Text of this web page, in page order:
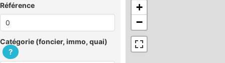
Référence
Catégorie (foncier, immo, quai)
?
+
−